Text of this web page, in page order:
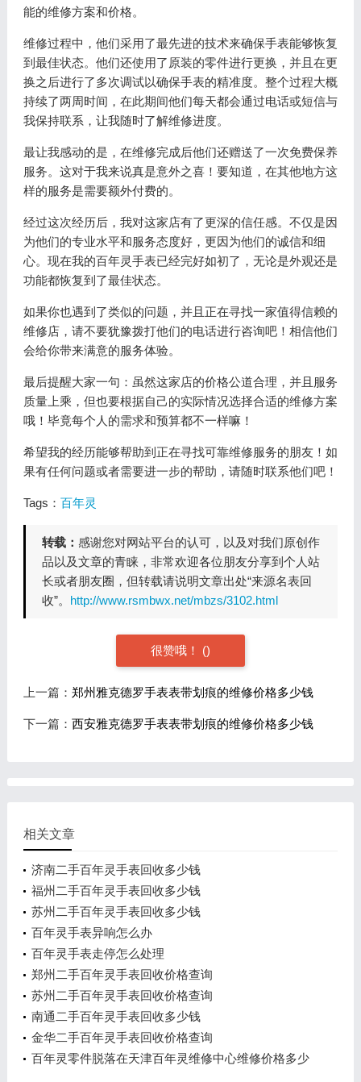
能的维修方案和价格。
维修过程中，他们采用了最先进的技术来确保手表能够恢复
到最佳状态。他们还使用了原装的零件进行更换，并且在更
换之后进行了多次调试以确保手表的精准度。整个过程大概
持续了两周时间，在此期间他们每天都会通过电话或短信与
我保持联系，让我随时了解维修进度。
最让我感动的是，在维修完成后他们还赠送了一次免费保养
服务。这对于我来说真是意外之喜！要知道，在其他地方这
样的服务是需要额外付费的。
经过这次经历后，我对这家店有了更深的信任感。不仅是因
为他们的专业水平和服务态度好，更因为他们的诚信和细
心。现在我的百年灵手表已经完好如初了，无论是外观还是
功能都恢复到了最佳状态。
如果你也遇到了类似的问题，并且正在寻找一家值得信赖的
维修店，请不要犹豫拨打他们的电话进行咨询吧！相信他们
会给你带来满意的服务体验。
最后提醒大家一句：虽然这家店的价格公道合理，并且服务
质量上乘，但也要根据自己的实际情况选择合适的维修方案
哦！毕竟每个人的需求和预算都不一样嘛！
希望我的经历能够帮助到正在寻找可靠维修服务的朋友！如
果有任何问题或者需要进一步的帮助，请随时联系他们吧！
Tags： 百年灵
转载： 感谢您对网站平台的认可，以及对我们原创作
品以及文章的青睐，非常欢迎各位朋友分享到个人站
长或者朋友圈，但转载请说明文章出处“来源名表回
收”。 http://www.rsmbwx.net/mbzs/3102.html
很赞哦！ ()
上一篇： 郑州雅克德罗手表表带划痕的维修价格多少钱
下一篇： 西安雅克德罗手表表带划痕的维修价格多少钱
相关文章
济南二手百年灵手表回收多少钱
福州二手百年灵手表回收多少钱
苏州二手百年灵手表回收多少钱
百年灵手表异响怎么办
百年灵手表走停怎么处理
郑州二手百年灵手表回收价格查询
苏州二手百年灵手表回收价格查询
南通二手百年灵手表回收多少钱
金华二手百年灵手表回收价格查询
百年灵零件脱落在天津百年灵维修中心维修价格多少